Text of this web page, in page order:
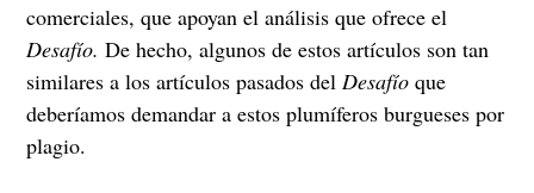
comerciales, que apoyan el análisis que ofrece el
Desafío.De hecho, algunos de estos artículos son tan
similares a los artículos pasados delDesafíoque
deberíamos demandar a estos plumíferos burgueses por
plagio.